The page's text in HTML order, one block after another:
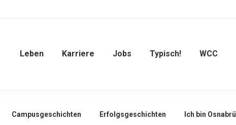
Leben Karriere Jobs Typisch! WCC
Campusgeschichten Erfolgsgeschichten Ich bin